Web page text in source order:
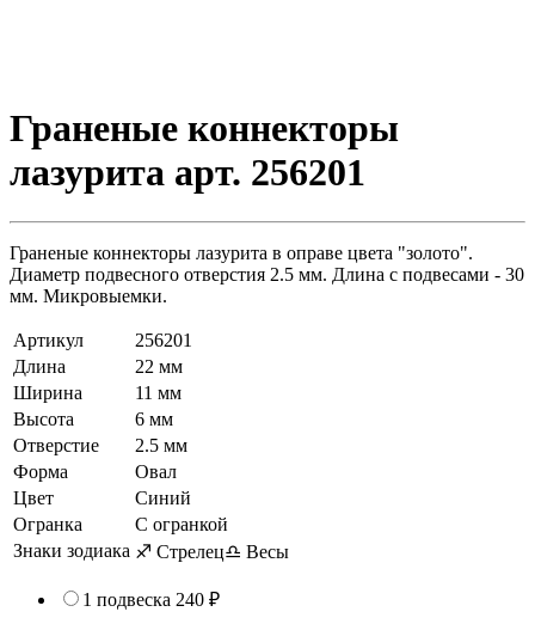
Граненые коннекторы
лазурита арт. 256201
Граненые коннекторы лазурита в оправе цвета "золото".
Диаметр подвесного отверстия 2.5 мм. Длина с подвесами - 30
мм. Микровыемки.
Артикул
256201
Длина
22 мм
Ширина
11 мм
Высота
6 мм
Отверстие
2.5 мм
Форма
Овал
Цвет
Синий
Огранка
С огранкой
Знаки зодиака ♐ Стрелец♎ Весы
1 подвеска 240 ₽